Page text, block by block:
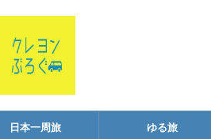
日本一周旅 ゆる旅